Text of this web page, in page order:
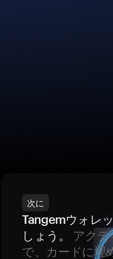
次に
Tangemウォレ
しょう。
アクテ
で、カードに埋